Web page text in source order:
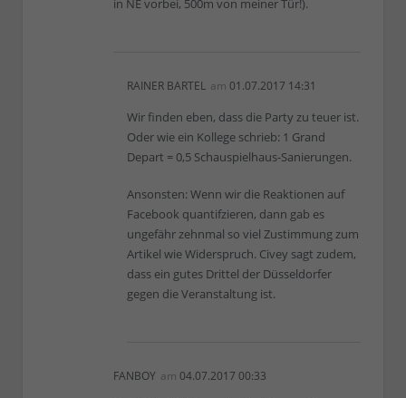
in NE vorbei, 500m von meiner Tür!).
RAINER BARTEL am 01.07.2017 14:31
Wir finden eben, dass die Party zu teuer ist.
Oder wie ein Kollege schrieb: 1 Grand
Depart = 0,5 Schauspielhaus-Sanierungen.
Ansonsten: Wenn wir die Reaktionen auf
Facebook quantifzieren, dann gab es
ungefähr zehnmal so viel Zustimmung zum
Artikel wie Widerspruch. Civey sagt zudem,
dass ein gutes Drittel der Düsseldorfer
gegen die Veranstaltung ist.
FANBOY am 04.07.2017 00:33